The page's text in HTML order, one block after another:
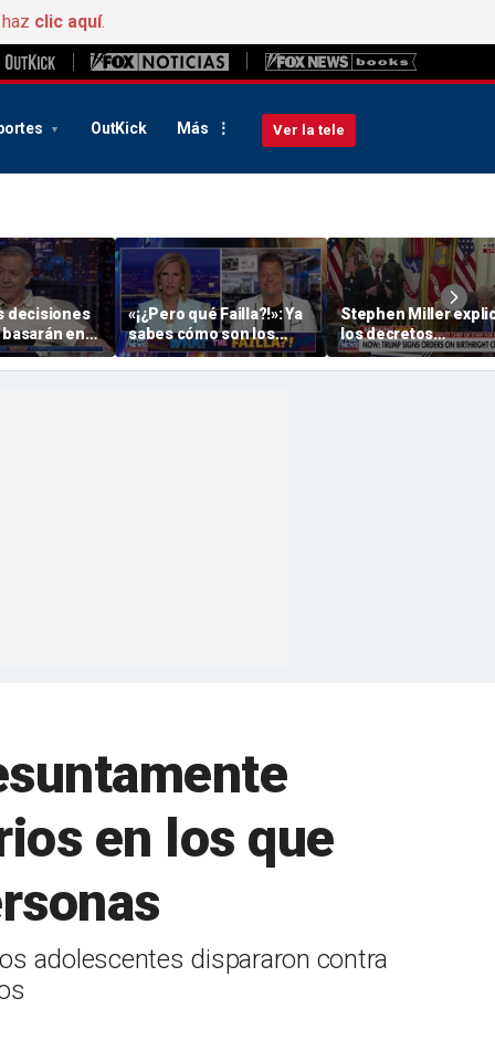
clic aquí.
OutKick Más Ver la tele
decisiones
en
«¡¿Pero qué Failla?!»: Ya
sabes cómo son los
demócratas
Stephen Miller
los decretos
presidenciales de
Trump sobre la
en los que
adolescentes dispararon contra